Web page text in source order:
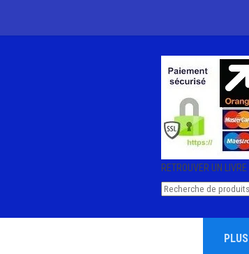
RETROUVER UN LIVRE
Recherche
PLUS